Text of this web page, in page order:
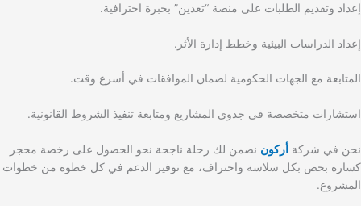
إعداد وتقديم الطلبات على منصة “تعدين” بخبرة احترافية.
إعداد الدراسات البيئية وخطط إدارة الأثر.
المتابعة مع الجهات الحكومية لضمان الموافقات في أسرع وقت.
استشارات متخصصة في جدوى المشاريع ومتابعة تنفيذ الشروط القانونية.
نحن في شركة أركون نضمن لك رحلة ناجحة نحو الحصول على رخصة محجر
كساره بحص بكل سلاسة واحتراف، مع توفير الدعم في كل خطوة من خطوات
المشروع.